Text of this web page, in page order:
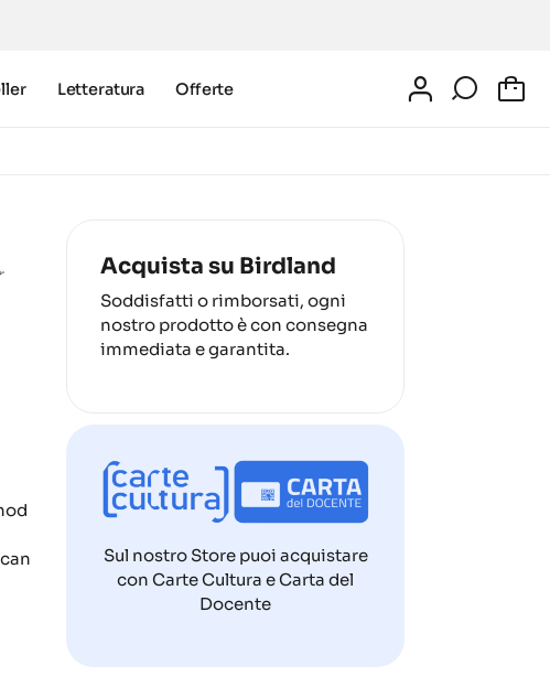
Letteratura Offerte
Acquista su Birdland
Soddisfatti o rimborsati, ogni
nostro prodotto è con consegna
immediata e garantita.
Sul nostro Store puoi acquistare
con Carte Cultura e Carta del
Docente